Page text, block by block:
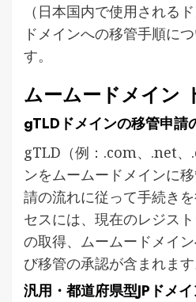
（日本国内で使用される
ドメインへの移管手順に
す。
ムームードメイン
gTLDドメインの移管申請
gTLD（例：.com、.net、
ンをムームードメインに
請の流れに従って手続き
セスには、現在のレジス
の取得、ムームードメイ
び移管の承認が含まれます
汎用・都道府県型JPドメ